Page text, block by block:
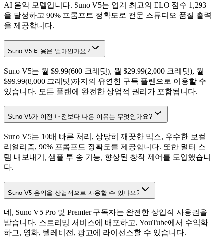
AI 음악 모델입니다. Suno V5는 업계 최고의 ELO 점수 1,293
을 달성하고 90% 프롬프트 정확도로 전문 스튜디오 품질 출력
을 제공합니다.
Suno V5 비용은 얼마인가요?
Suno V5는 월 $9.99(600 크레딧), 월 $29.99(2,000 크레딧), 월
$99.99(8,000 크레딧)까지의 유연한 구독 플랜으로 이용할 수
있습니다. 모든 플랜에 완전한 상업적 권리가 포함됩니다.
Suno V5가 이전 버전보다 나은 이유는 무엇인가요?
Suno V5는 10배 빠른 처리, 상당히 깨끗한 믹스, 우수한 보컬
리얼리즘, 90% 프롬프트 정확도를 제공합니다. 또한 멀티 스
템 내보내기, 샘플 투 송 기능, 향상된 창작 제어를 도입했습니
다.
Suno V5 음악을 상업적으로 사용할 수 있나요?
네, Suno V5 Pro 및 Premier 구독자는 완전한 상업적 사용권을
받습니다. 스트리밍 서비스에 배포하고, YouTube에서 수익화
하고, 영화, 텔레비전, 광고에 라이선스할 수 있습니다.